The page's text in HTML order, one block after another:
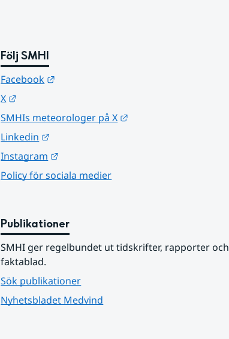
Följ SMHI
Facebook
X
SMHIs meteorologer på X
Linkedin
Instagram
Policy för sociala medier
Publikationer
SMHI ger regelbundet ut tidskrifter, rapporter och
faktablad.
Sök publikationer
Nyhetsbladet Medvind